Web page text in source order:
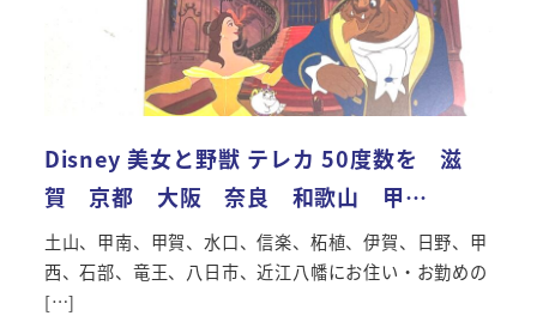
Disney 美女と野獣 テレカ 50度数を 滋
賀 京都 大阪 奈良 和歌山 甲…
土山、甲南、甲賀、水口、信楽、柘植、伊賀、日野、甲
西、石部、竜王、八日市、近江八幡にお住い・お勤めの
[…]